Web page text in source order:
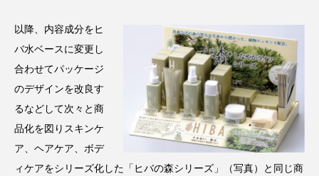
クローズアップ ケーススタディ
コスト削減
コネクテッド・ビューティ コミュニケーション
コルチゾール サステナビリティ
サステナブル美容 サプライチェーン
以降、内容成分をヒ
バ水ベースに変更し
合わせてパッケージ
のデザインを改良す
るなどして次々と商
品化を図りスキンケ
ア、ヘアケア、ボデ
ィケアをシリーズ化した「ヒバの森シリーズ」（写真）と同じ商